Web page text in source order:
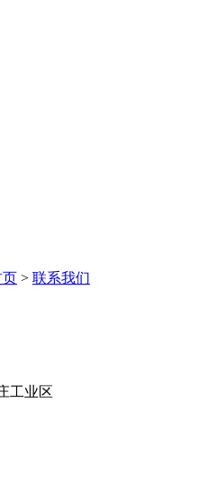
页 > 联系我们
工业区